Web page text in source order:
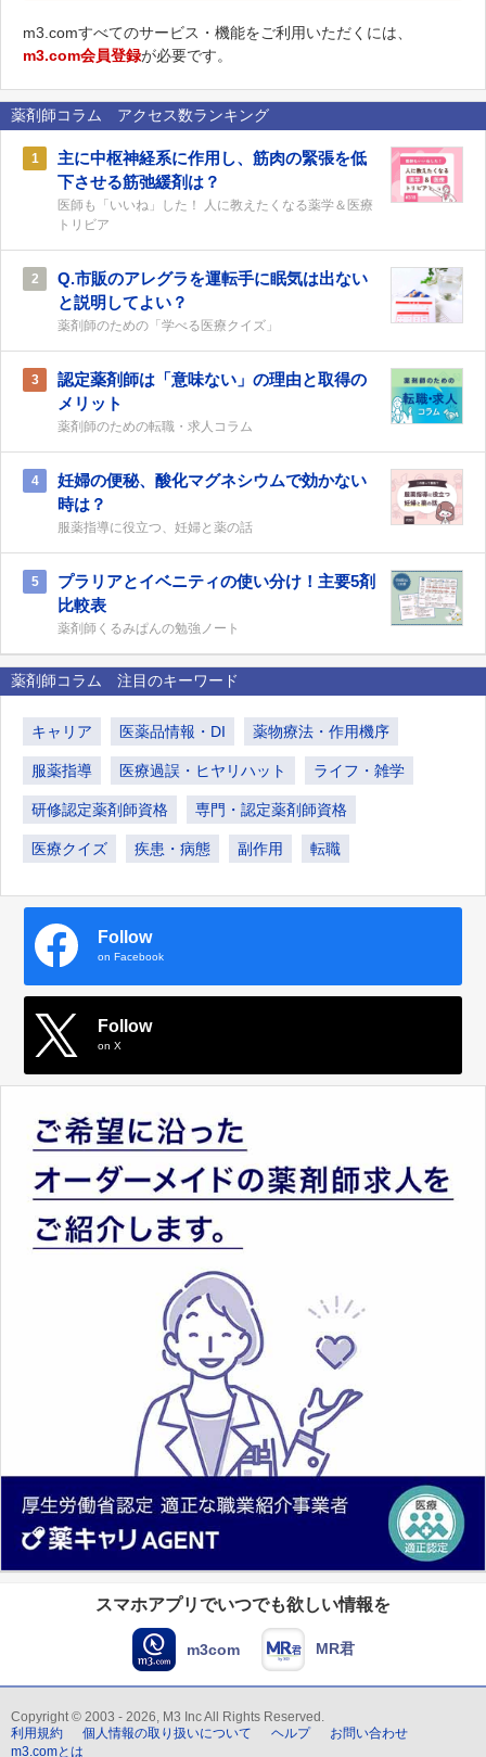
m3.comすべてのサービス・機能をご利用いただくには、
m3.com会員登録が必要です。
薬剤師コラム アクセス数ランキング
1
主に中枢神経系に作用し、筋肉の緊張を低
下させる筋弛緩剤は？
医師も「いいね」した！ 人に教えたくなる薬学＆医療
トリビア
2
Q.市販のアレグラを運転手に眠気は出ない
と説明してよい？
薬剤師のための「学べる医療クイズ」
3
認定薬剤師は「意味ない」の理由と取得の
メリット
薬剤師のための転職・求人コラム
4
妊婦の便秘、酸化マグネシウムで効かない
時は？
服薬指導に役立つ、妊婦と薬の話
5
プラリアとイベニティの使い分け！主要5剤
比較表
薬剤師くるみぱんの勉強ノート
薬剤師コラム 注目のキーワード
キャリア 医薬品情報・DI 薬物療法・作用機序
服薬指導 医療過誤・ヒヤリハット ライフ・雑学
研修認定薬剤師資格 専門・認定薬剤師資格
医療クイズ 疾患・病態 副作用 転職
Follow
on Facebook
Follow
on X
スマホアプリでいつでも欲しい情報を
m3com MR君
Copyright © 2003 - 2026, M3 Inc All Rights Reserved.
利用規約
個人情報の取り扱いについて ヘルプ
お問い合わせ
m3.comとは